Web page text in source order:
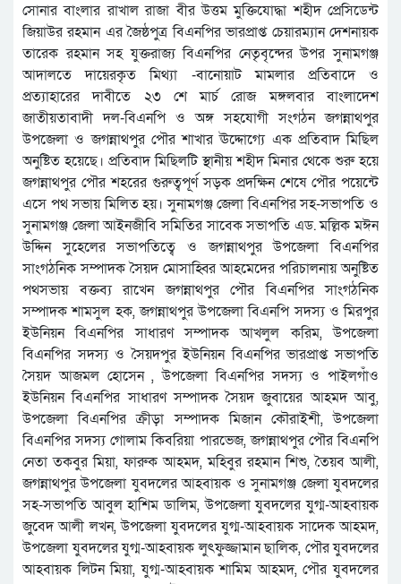
সোনার বাংলার রাখাল রাজা বীর উত্তম মুক্তিযোদ্ধা শহীদ প্রেসিডেন্ট
জিয়াউর রহমান এর জৈষ্ঠপুত্র বিএনপির ভারপ্রাপ্ত চেয়ারম্যান দেশনায়ক
তারেক রহমান সহ যুক্তরাজ্য বিএনপির নেতৃবৃন্দের উপর সুনামগঞ্জ
আদালতে দায়েরকৃত মিথ্যা -বানোয়াট মামলার প্রতিবাদে ও
প্রত্যাহারের দাবীতে ২৩ শে মার্চ রোজ মঙ্গলবার বাংলাদেশ
জাতীয়তাবাদী দল-বিএনপি ও অঙ্গ সহযোগী সংগঠন জগন্নাথপুর
উপজেলা ও জগন্নাথপুর পৌর শাখার ঊদ্দোগ্যে এক প্রতিবাদ মিছিল
অনুষ্টিত হয়েছে। প্রতিবাদ মিছিলটি স্থানীয় শহীদ মিনার থেকে শুরু হয়ে
জগন্নাথপুর পৌর শহরের গুরুত্বপূর্ণ সড়ক প্রদক্ষিন শেষে পৌর পয়েন্টে
এসে পথ সভায় মিলিত হয়। সুনামগঞ্জ জেলা বিএনপির সহ-সভাপতি ও
সুনামগঞ্জ জেলা আইনজীবি সমিতির সাবেক সভাপতি এড. মল্লিক মঈন
উদ্দিন সুহেলের সভাপতিত্বে ও জগন্নাথপুর উপজেলা বিএনপির
সাংগঠনিক সম্পাদক সৈয়দ মোসাহ্বির আহমেদের পরিচালনায় অনুষ্টিত
পথসভায় বক্তব্য রাখেন জগন্নাথপুর পৌর বিএনপির সাংগঠনিক
সম্পাদক শামসুল হক, জগন্নাথপুর উপজেলা বিএনপি সদস্য ও মিরপুর
ইউনিয়ন বিএনপির সাধারণ সম্পাদক আখলুল করিম, উপজেলা
বিএনপির সদস্য ও সৈয়দপুর ইউনিয়ন বিএনপির ভারপ্রাপ্ত সভাপতি
সৈয়দ আজমল হোসেন , উপজেলা বিএনপির সদস্য ও পাইলগাঁও
ইউনিয়ন বিএনপির সাধারণ সম্পাদক সৈয়দ জুবায়ের আহমদ আবু,
উপজেলা বিএনপির ক্রীড়া সম্পাদক মিজান কৌরাইশী, উপজেলা
বিএনপির সদস্য গোলাম কিবরিয়া পারভেজ, জগন্নাথপুর পৌর বিএনপি
নেতা তকবুর মিয়া, ফারুক আহমদ, মহিবুর রহমান শিশু, তৈয়ব আলী,
জগন্নাথপুর উপজেলা যুবদলের আহবায়ক ও সুনামগঞ্জ জেলা যুবদলের
সহ-সভাপতি আবুল হাশিম ডালিম, উপজেলা যুবদলের যুগ্ম-আহবায়ক
জুবেদ আলী লখন, উপজেলা যুবদলের যুগ্ম-আহবায়ক সাদেক আহমদ,
উপজেলা যুবদলের যুগ্ম-আহবায়ক লুৎফুজ্জামান ছালিক, পৌর যুবদলের
আহবায়ক লিটন মিয়া, যুগ্ম-আহবায়ক শামিম আহমদ, পৌর যুবদলের